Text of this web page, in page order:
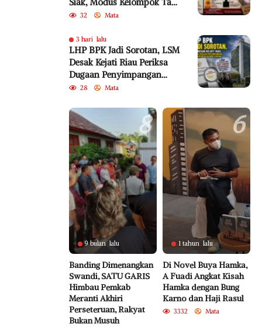
Fiktif Diduga Rugikan
32 Mata
3 hari lalu
LHP BPK Jadi Sorotan, LSM
Desak Kejati Riau Periksa
Dugaan Penyimpangan
Program Bedelau BRK
28 Mata
8
9 bulan lalu
Banding Dimenangkan
Swandi, SATU GARIS
Himbau Pemkab
Meranti Akhiri
Perseteruan, Rakyat
Bukan Musuh
6
1 tahun lalu
Di Novel Buya Hamka,
A Fuadi Angkat Kisah
Hamka dengan Bung
Karno dan Haji Rasul
3332 Mata